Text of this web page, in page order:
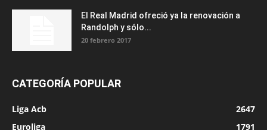
El Real Madrid ofreció ya la renovación a
Randolph y sólo...
20 febrero 2017
CATEGORÍA POPULAR
Liga Acb
2647
Euroliga
1791